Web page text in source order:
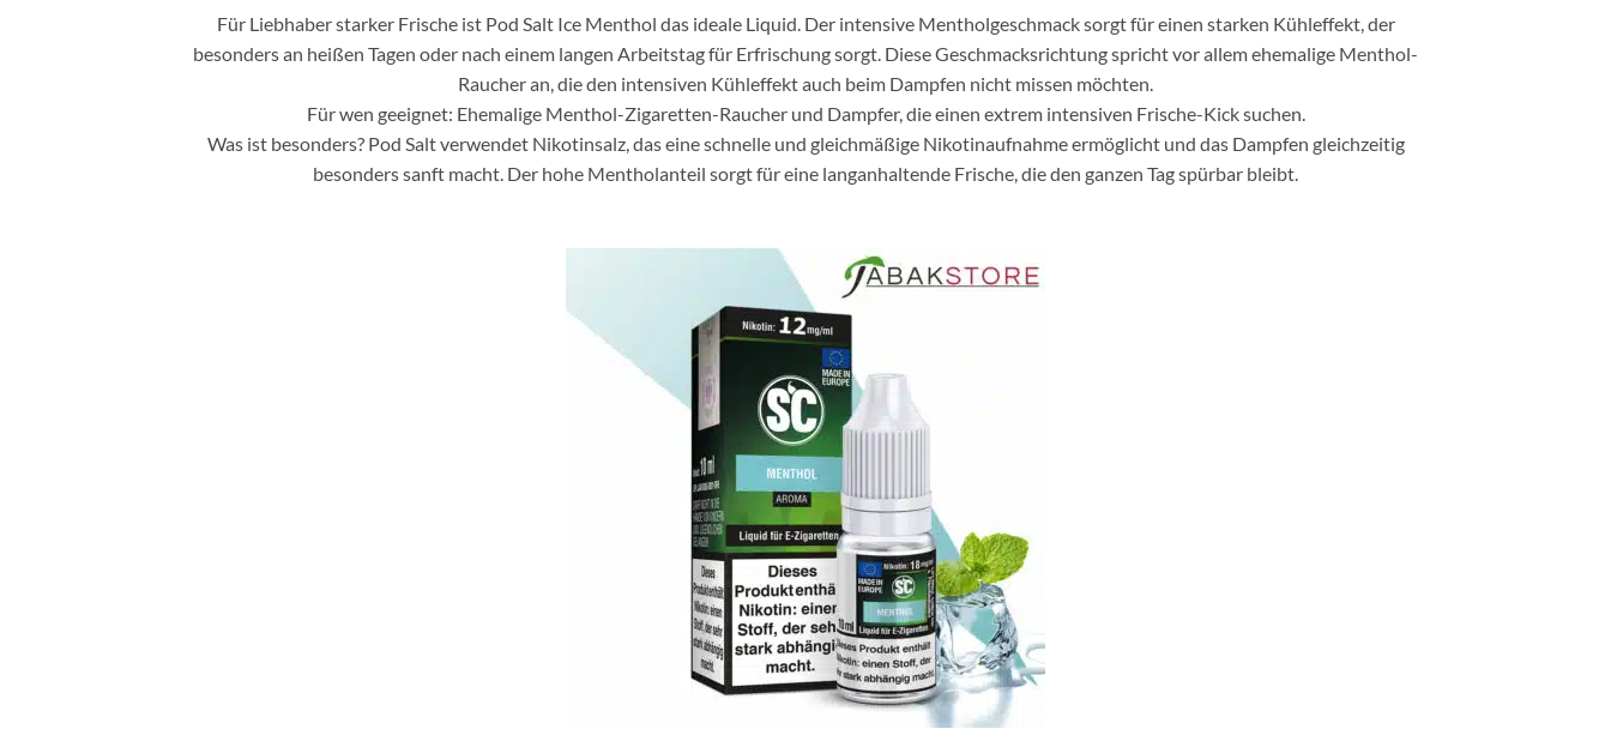
Für Liebhaber starker Frische ist Pod Salt Ice Menthol das ideale Liquid. Der intensive Mentholgeschmack sorgt für einen starken Kühleffekt, der
besonders an heißen Tagen oder nach einem langen Arbeitstag für Erfrischung sorgt. Diese Geschmacksrichtung spricht vor allem ehemalige Menthol-
Raucher an, die den intensiven Kühleffekt auch beim Dampfen nicht missen möchten.
Für wen geeignet: Ehemalige Menthol-Zigaretten-Raucher und Dampfer, die einen extrem intensiven Frische-Kick suchen.
Was ist besonders? Pod Salt verwendet Nikotinsalz, das eine schnelle und gleichmäßige Nikotinaufnahme ermöglicht und das Dampfen gleichzeitig
besonders sanft macht. Der hohe Mentholanteil sorgt für eine langanhaltende Frische, die den ganzen Tag spürbar bleibt.